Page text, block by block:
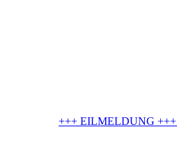
RTL liegt im Evakuierungsbereich